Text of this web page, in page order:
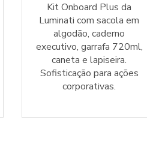
Kit Onboard Plus da
Luminati com sacola em
algodão, caderno
executivo, garrafa 720ml,
caneta e lapiseira.
Sofisticação para ações
corporativas.